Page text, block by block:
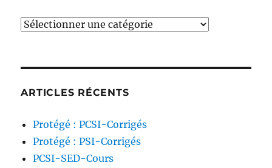
liste
ARTICLES RÉCENTS
Protégé : PCSI-Corrigés
Protégé : PSI-Corrigés
PCSI-SED-Cours